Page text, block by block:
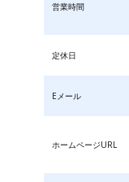
営業時間
定休日
Eメール
ホームページURL